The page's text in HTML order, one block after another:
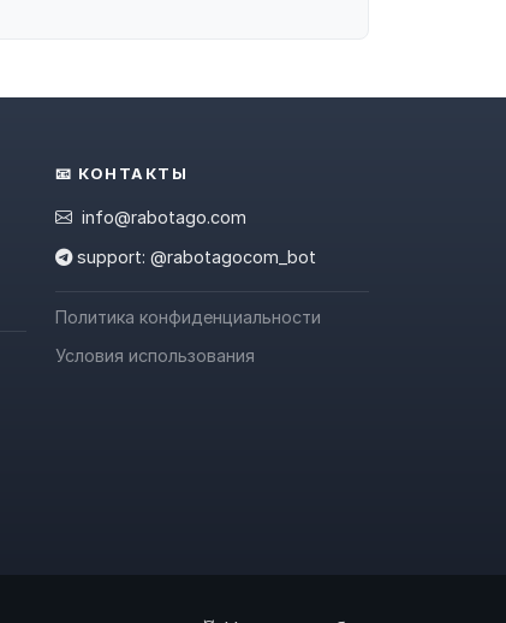
📧 КОНТАКТЫ
info@rabotago.com
support: @rabotagocom_bot
Политика конфиденциальности
Условия использования